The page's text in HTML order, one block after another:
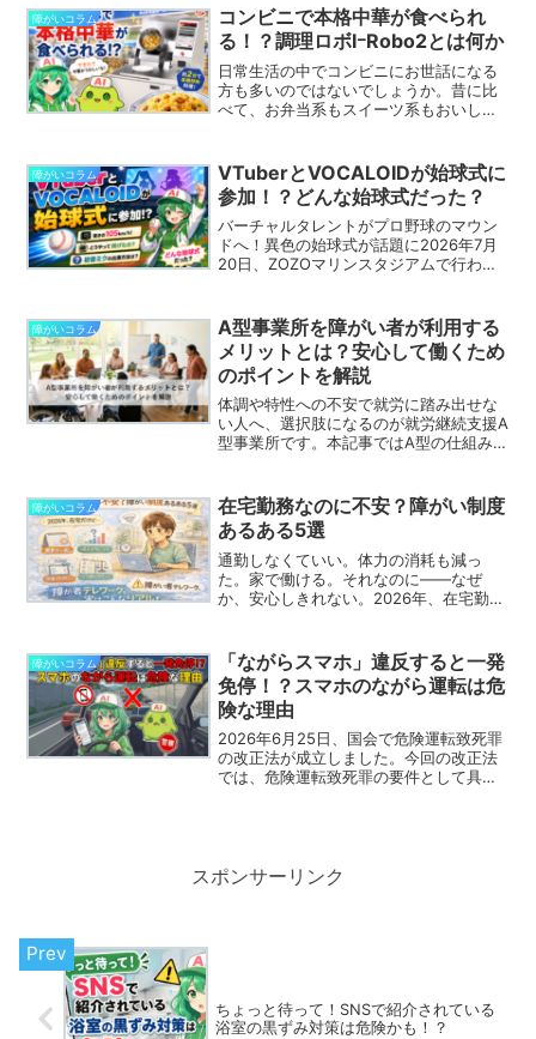
新のたびに負担が大きい」といった声が
多く、議論が広がって...
障がいコラム
コンビニで本格中華が食べられ
る！？調理ロボIｰRobo2とは何か
日常生活の中でコンビニにお世話になる
方も多いのではないでしょうか。昔に比
べて、お弁当系もスイーツ系もおいしく
く中で、ローソンが今までよりも本格的
な商品を販売しています。...
障がいコラム
VTuberとVOCALOIDが始球式に
参加！？どんな始球式だった？
バーチャルタレントがプロ野球のマウン
ドへ！異色の始球式が話題に2026年7月
20日、ZOZOマリンスタジアムで行われ
式が行われました。Livedoor News「星
街す...
障がいコラム
A型事業所を障がい者が利用する
メリットとは？安心して働くため
のポイントを解説
体調や特性への不安で就労に踏み出せな
い人へ、選択肢になるのが就労継続支援A
型事業所です。本記事ではA型の仕組みや
しと安心して一歩を踏み出すヒントを紹
介します。
障がいコラム
在宅勤務なのに不安？障がい制度
あるある5選
通勤しなくていい。体力の消耗も減っ
た。家で働ける。それなのに――なぜ
か、安心しきれない。2026年、在宅勤務
障がい当事者として働いていると、制度
のことがふと頭をよぎる瞬...
障がいコラム
「ながらスマホ」違反すると一発
免停！？スマホのながら運転は危
険な理由
2026年6月25日、国会で危険運転致死罪
の改正法が成立しました。今回の改正法
では、危険運転致死罪の要件として具体
スポンサーリンク
ちょっと待って！SNSで紹介されている
浴室の黒ずみ対策は危険かも！？